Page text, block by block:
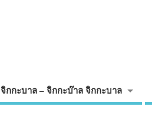
จิกกะบาล – จิกกะบ๊าล จิกกะบาล